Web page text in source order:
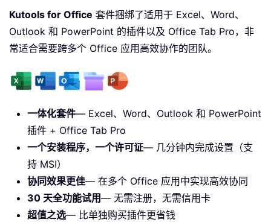
Kutools for Office 套件捆绑了适用于 Excel、Word、
Outlook 和 PowerPoint 的插件以及 Office Tab Pro，非
常适合需要跨多个 Office 应用高效协作的团队。
一体化套件— Excel、Word、Outlook 和 PowerPoint
插件 + Office Tab Pro
一个安装程序，一个许可证— 几分钟内完成设置（支
持 MSI）
协同效果更佳— 在多个 Office 应用中实现高效协同
30 天全功能试用— 无需注册，无需信用卡
超值之选— 比单独购买插件更省钱